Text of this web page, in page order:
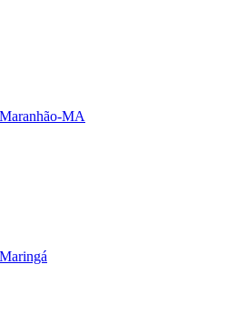
Maranhão-MA
Maringá